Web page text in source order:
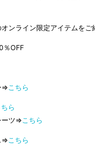
ンライン限定アイテムをご
％OFF
⇒こちら
ら
ーツ⇒こちら
⇒こちら